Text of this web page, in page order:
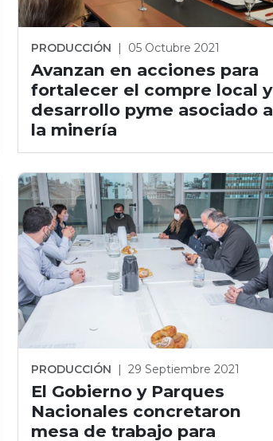
PRODUCCIÓN | 05 Octubre 2021
Avanzan en acciones para
fortalecer el compre local y
desarrollo pyme asociado a
la minería
PRODUCCIÓN | 29 Septiembre 2021
El Gobierno y Parques
Nacionales concretaron
mesa de trabajo para